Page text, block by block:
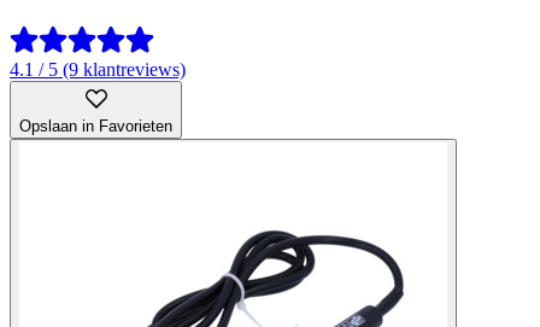
4.1 / 5 (9 klantreviews)
Opslaan in Favorieten